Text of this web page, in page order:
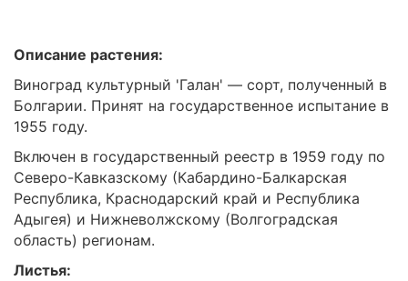
Описание растения:
Виноград культурный 'Галан' — сорт, полученный в
Болгарии. Принят на государственное испытание в
1955 году.
Включен в государственный реестр в 1959 году по
Северо-Кавказскому (Кабардино-Балкарская
Республика, Краснодарский край и Республика
Адыгея) и Нижневолжскому (Волгоградская
область) регионам.
Листья: